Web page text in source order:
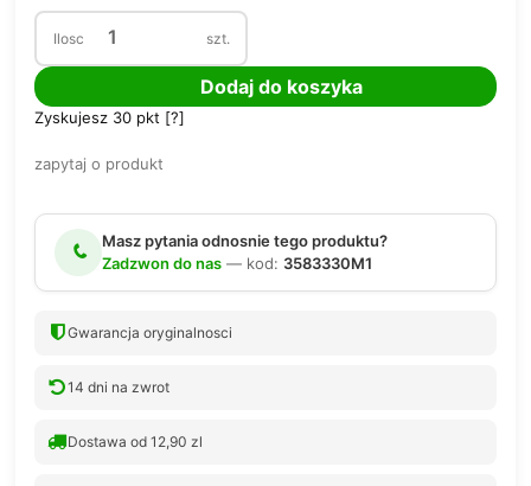
Ilosc szt.
Dodaj do koszyka
Zyskujesz 30 pkt [?]
zapytaj o produkt
Masz pytania odnosnie tego produktu?
Zadzwon do nas — kod: 3583330M1
Gwarancja oryginalnosci
14 dni na zwrot
Dostawa od 12,90 zl